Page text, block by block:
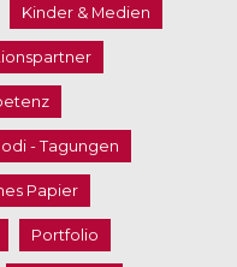
Kinder & Medien
- Tagungen
Papier
Portfolio